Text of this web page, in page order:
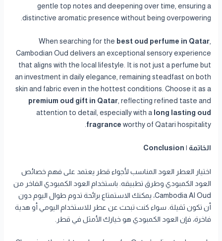
gentle top notes and deepening over time, ensuring a
distinctive aromatic presence without being overpowering.
When searching for the best oud perfume in Qatar,
Cambodian Oud delivers an exceptional sensory experience
that aligns with the local lifestyle. It is not just a perfume but
an investment in daily elegance, remaining steadfast on both
skin and fabric even in the hottest conditions. Choose it as a
premium oud gift in Qatar, reflecting refined taste and
attention to detail, especially with a long lasting oud
fragrance worthy of Qatari hospitality.
الخاتمة | Conclusion
اختيار العطر العود المناسب لأجواء قطر يعتمد على فهم خصائص
العود الكمبودي وطرق تطبيقه. باستخدام العود الكمبودي الفاخر من
Cambodia Al Oud، يمكنك الاستمتاع برائحة تدوم طوال اليوم دون
أن تكون ثقيلة. سواء كنت تبحث عن عطر للاستخدام اليومي أو هدية
فاخرة، فإن العود الكمبودي هو خيارك الأمثل في قطر.